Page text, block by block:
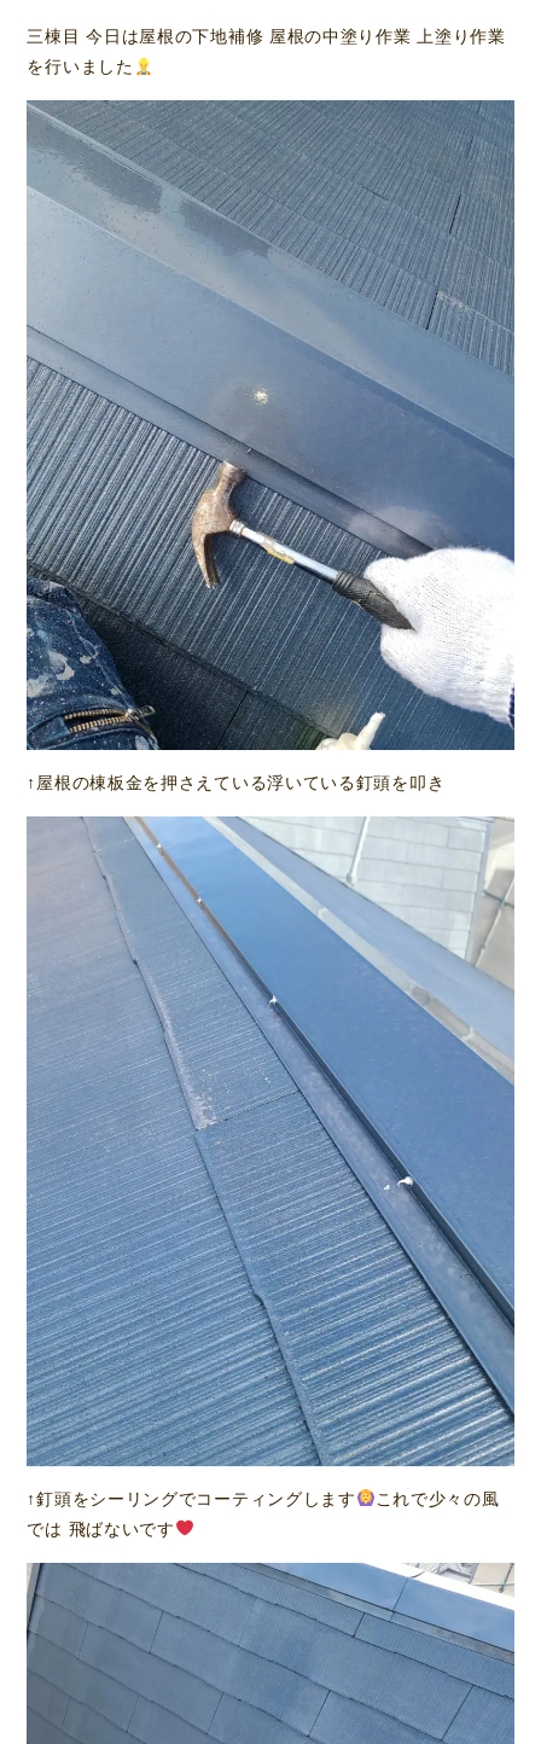
三棟目 今日は屋根の下地補修 屋根の中塗り作業 上塗り作業
を行いました
↑屋根の棟板金を押さえている浮いている釘頭を叩き
↑釘頭をシーリングでコーティングします
これで少々の風
では 飛ばないです